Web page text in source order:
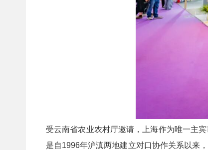
受云南省农业农村厅邀请，上海作为唯一主
是自1996年沪滇两地建立对口协作关系以来